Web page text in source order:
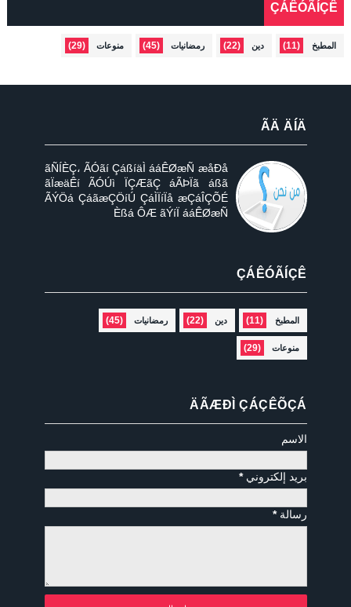
ÇÁÊÓÃÍÇÊ
المطبخ (11) دين (22) رمضانيات (45) منوعات (29)
ÃÄ ÄÍÄ
ãÑÍÈÇ، ÃÓãí ÇáßíäÌ ááÊØæÑ æåÐå
ãÏæäÊí ÃÓÚì ÏÇÆãÇ áÃÞÏã áßã
ÃÝÖá ÇáãæÇÖíÚ ÇáÌÏíÏå æÇáÎÇÕÉ
Èßá ÔÆ ãÝíÏ ááÊØæÑ
ÇÁÊÓÃÍÇÊ
المطبخ (11) دين (22) رمضانيات (45)
منوعات (29)
ÄÃÆÐÌ ÇÁÇÊÕÇÁ
الاسم
بريد إلكتروني*
رسالة*